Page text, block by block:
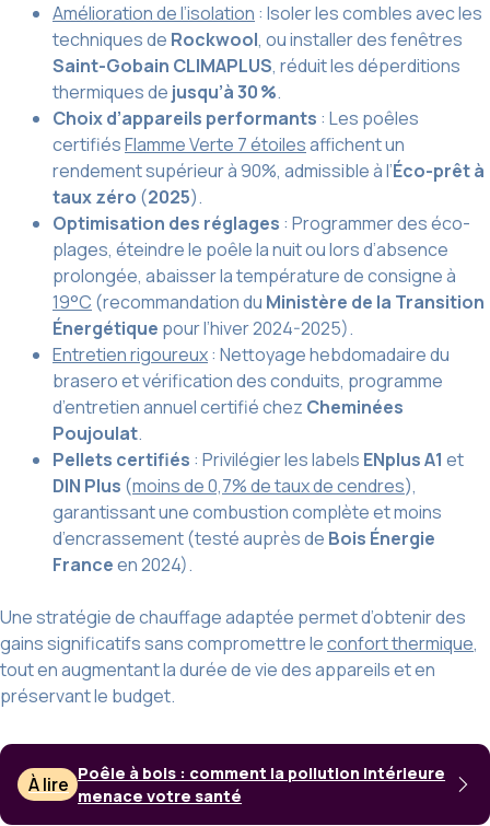
Amélioration de l’isolation : Isoler les combles avec les
techniques de Rockwool, ou installer des fenêtres
Saint-Gobain CLIMAPLUS, réduit les déperditions
thermiques de jusqu’à 30 %.
Choix d’appareils performants : Les poêles
certifiésFlamme Verte 7 étoilesaffichent un
rendement supérieur à 90%, admissible à l’Éco-prêt à
taux zéro (2025).
Optimisation des réglages : Programmer des éco-
plages, éteindre le poêle la nuit ou lors d’absence
prolongée, abaisser la température de consigne à
19°C (recommandation du Ministère de la Transition
Énergétique pour l’hiver 2024-2025).
Entretien rigoureux: Nettoyage hebdomadaire du
brasero et vérification des conduits, programme
d’entretien annuel certifié chez Cheminées
Poujoulat.
Pellets certifiés : Privilégier les labels ENplus A1 et
DIN Plus (moins de 0,7% de taux de cendres),
garantissant une combustion complète et moins
d’encrassement (testé auprès de Bois Énergie
Franceen 2024).
Une stratégie de chauffage adaptée permet d’obtenir des
gains significatifs sans compromettre leconfort thermique,
tout en augmentant la durée de vie des appareils et en
préservant le budget.
À lire Poêle à bois : comment la pollution intérieure
menace votre santé